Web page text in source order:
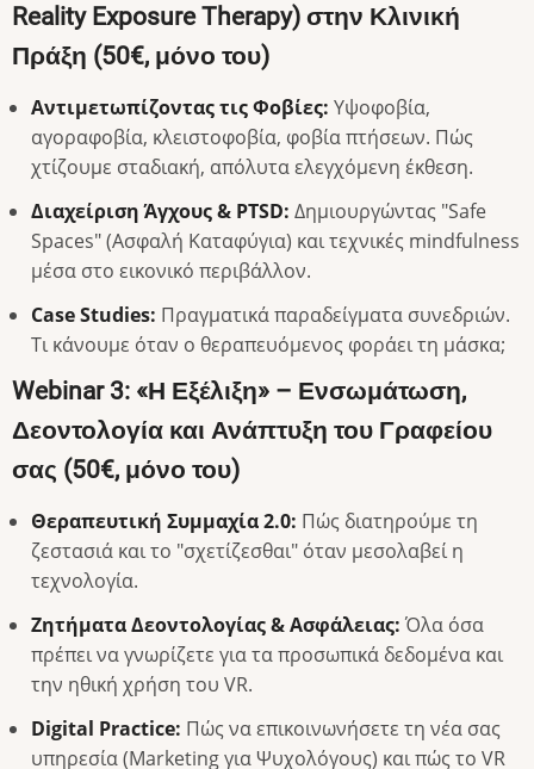
Reality Exposure Therapy) στην Κλινική
Πράξη (50€, μόνο του)
Αντιμετωπίζοντας τις Φοβίες: Υψοφοβία,
αγοραφοβία, κλειστοφοβία, φοβία πτήσεων. Πώς
χτίζουμε σταδιακή, απόλυτα ελεγχόμενη έκθεση.
Διαχείριση Άγχους & PTSD: Δημιουργώντας "Safe
Spaces" (Ασφαλή Καταφύγια) και τεχνικές mindfulness
μέσα στο εικονικό περιβάλλον.
Case Studies: Πραγματικά παραδείγματα συνεδριών.
Τι κάνουμε όταν ο θεραπευόμενος φοράει τη μάσκα;
Webinar 3: «Η Εξέλιξη» – Ενσωμάτωση,
Δεοντολογία και Ανάπτυξη του Γραφείου
σας (50€, μόνο του)
Θεραπευτική Συμμαχία 2.0: Πώς διατηρούμε τη
ζεστασιά και το "σχετίζεσθαι" όταν μεσολαβεί η
τεχνολογία.
Ζητήματα Δεοντολογίας & Ασφάλειας: Όλα όσα
πρέπει να γνωρίζετε για τα προσωπικά δεδομένα και
την ηθική χρήση του VR.
Digital Practice: Πώς να επικοινωνήσετε τη νέα σας
υπηρεσία (Marketing για Ψυχολόγους) και πώς το VR